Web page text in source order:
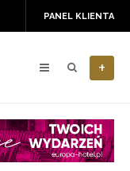
PANEL KLIENTA
+